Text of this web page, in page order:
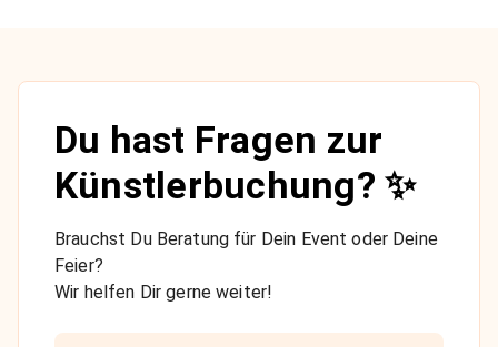
Du hast Fragen zur
Künstlerbuchung? ✨
Brauchst Du Beratung für Dein Event oder Deine
Feier?
Wir helfen Dir gerne weiter!